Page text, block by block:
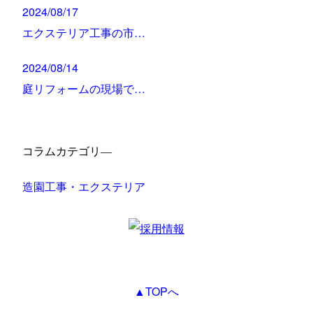
2024/08/17
エクステリア工事の市…
2024/08/14
庭リフォームの現場で…
コラムカテゴリ―
造園工事・エクステリア
▲TOPへ